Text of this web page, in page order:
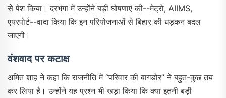
से पेश किया। दरभंगा में उन्होंने बड़ी घोषणाएं की--मेट्रो, AIIMS,
एयरपोर्ट--वादा किया कि इन परियोजनाओं से बिहार की धड़कन बदल
जाएगी।
वंशवाद पर कटाक्ष
अमित शाह ने कहा कि राजनीति में “परिवार की बागडोर” ने बहुत-कुछ तय
कर लिया है। उन्होंने यह प्रश्न भी खड़ा किया कि क्या इतनी बड़ी